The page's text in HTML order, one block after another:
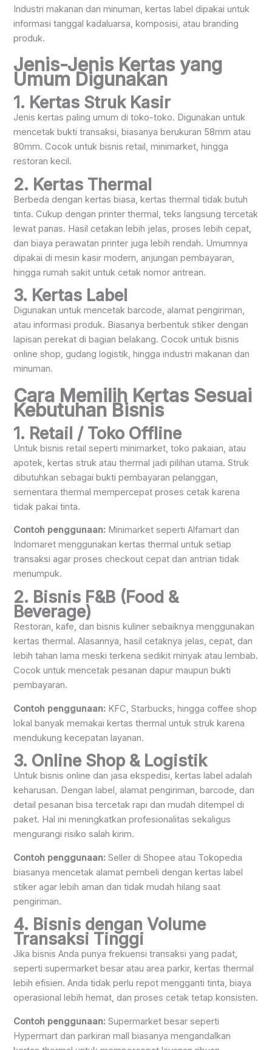
Industri makanan dan minuman, kertas label dipakai untuk
informasi tanggal kadaluarsa, komposisi, atau branding
produk.
Jenis-Jenis Kertas yang
Umum Digunakan
1. Kertas Struk Kasir
Jenis kertas paling umum di toko-toko. Digunakan untuk
mencetak bukti transaksi, biasanya berukuran 58mm atau
80mm. Cocok untuk bisnis retail, minimarket, hingga
restoran kecil.
2. Kertas Thermal
Berbeda dengan kertas biasa, kertas thermal tidak butuh
tinta. Cukup dengan printer thermal, teks langsung tercetak
lewat panas. Hasil cetakan lebih jelas, proses lebih cepat,
dan biaya perawatan printer juga lebih rendah. Umumnya
dipakai di mesin kasir modern, anjungan pembayaran,
hingga rumah sakit untuk cetak nomor antrean.
3. Kertas Label
Digunakan untuk mencetak barcode, alamat pengiriman,
atau informasi produk. Biasanya berbentuk stiker dengan
lapisan perekat di bagian belakang. Cocok untuk bisnis
online shop, gudang logistik, hingga industri makanan dan
minuman.
Cara Memilih Kertas Sesuai
Kebutuhan Bisnis
1. Retail / Toko Offline
Untuk bisnis retail seperti minimarket, toko pakaian, atau
apotek, kertas struk atau thermal jadi pilihan utama. Struk
dibutuhkan sebagai bukti pembayaran pelanggan,
sementara thermal mempercepat proses cetak karena
tidak pakai tinta.
Contoh penggunaan: Minimarket seperti Alfamart dan
Indomaret menggunakan kertas thermal untuk setiap
transaksi agar proses checkout cepat dan antrian tidak
menumpuk.
2. Bisnis F&B (Food &
Beverage)
Restoran, kafe, dan bisnis kuliner sebaiknya menggunakan
kertas thermal. Alasannya, hasil cetaknya jelas, cepat, dan
lebih tahan lama meski terkena sedikit minyak atau lembab.
Cocok untuk mencetak pesanan dapur maupun bukti
pembayaran.
Contoh penggunaan: KFC, Starbucks, hingga coffee shop
lokal banyak memakai kertas thermal untuk struk karena
mendukung kecepatan layanan.
3. Online Shop & Logistik
Untuk bisnis online dan jasa ekspedisi, kertas label adalah
keharusan. Dengan label, alamat pengiriman, barcode, dan
detail pesanan bisa tercetak rapi dan mudah ditempel di
paket. Hal ini meningkatkan profesionalitas sekaligus
mengurangi risiko salah kirim.
Contoh penggunaan: Seller di Shopee atau Tokopedia
biasanya mencetak alamat pembeli dengan kertas label
stiker agar lebih aman dan tidak mudah hilang saat
pengiriman.
4. Bisnis dengan Volume
Transaksi Tinggi
Jika bisnis Anda punya frekuensi transaksi yang padat,
seperti supermarket besar atau area parkir, kertas thermal
lebih efisien. Anda tidak perlu repot mengganti tinta, biaya
operasional lebih hemat, dan proses cetak tetap konsisten.
Contoh penggunaan: Supermarket besar seperti
Hypermart dan parkiran mall biasanya mengandalkan